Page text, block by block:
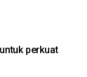
perkuat